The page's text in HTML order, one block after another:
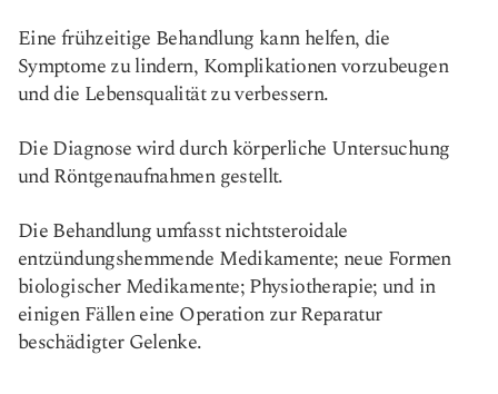
Eine frühzeitige Behandlung kann helfen, die
Symptome zu lindern, Komplikationen vorzubeugen
und die Lebensqualität zu verbessern.
Die Diagnose wird durch körperliche Untersuchung
und Röntgenaufnahmen gestellt.
Die Behandlung umfasst nichtsteroidale
entzündungshemmende Medikamente; neue Formen
biologischer Medikamente; Physiotherapie; und in
einigen Fällen eine Operation zur Reparatur
beschädigter Gelenke.